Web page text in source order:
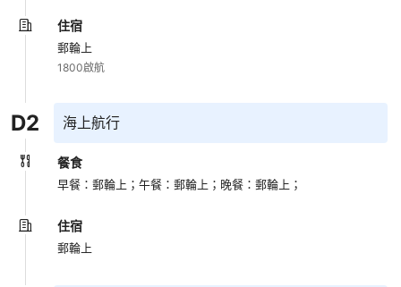
住宿
郵輪上
1800啟航
D2 海上航行
餐食
早餐：郵輪上；午餐：郵輪上； 晚餐：郵輪上；
住宿
郵輪上